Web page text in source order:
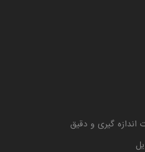
اندازه گیری و دقیق